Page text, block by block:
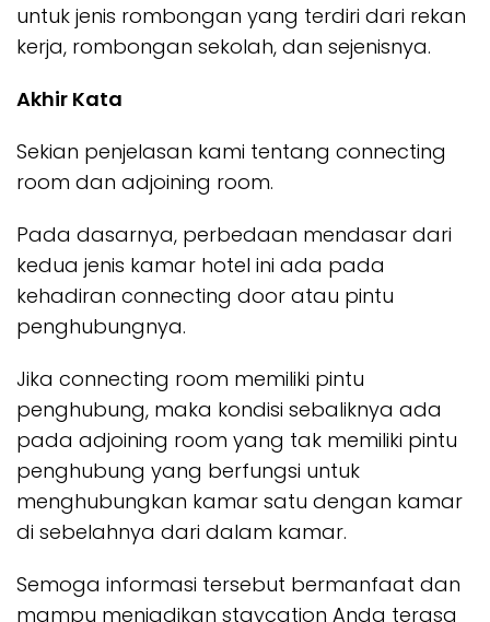
untuk jenis rombongan yang terdiri dari rekan
kerja, rombongan sekolah, dan sejenisnya.
Akhir Kata
Sekian penjelasan kami tentang connecting
room dan adjoining room.
Pada dasarnya, perbedaan mendasar dari
kedua jenis kamar hotel ini ada pada
kehadiran connecting door atau pintu
penghubungnya.
Jika connecting room memiliki pintu
penghubung, maka kondisi sebaliknya ada
pada adjoining room yang tak memiliki pintu
penghubung yang berfungsi untuk
menghubungkan kamar satu dengan kamar
di sebelahnya dari dalam kamar.
Semoga informasi tersebut bermanfaat dan
mampu menjadikan staycation Anda terasa